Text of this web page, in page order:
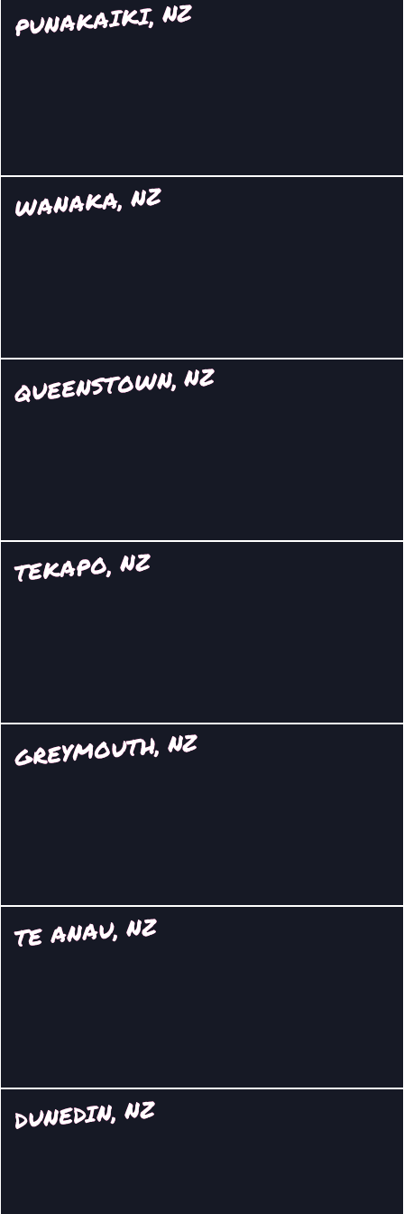
PUNAKAIKI, NZ
WANAKA, NZ
QUEENSTOWN, NZ
TEKAPO, NZ
GREYMOUTH, NZ
TE ANAU, NZ
DUNEDIN, NZ